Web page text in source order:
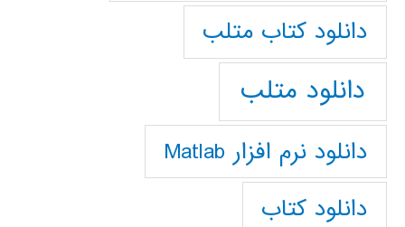
دانلود كتاب متلب
دانلود متلب
دانلود نرم افزار Matlab
دانلود کتاب